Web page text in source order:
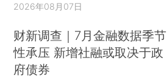
2026年08月07日
财新调查｜7月金融数据季节
性承压 新增社融或取决于政
府债券